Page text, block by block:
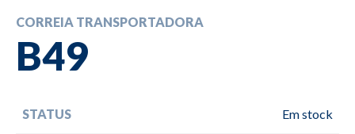
CORREIA TRANSPORTADORA
B49
STATUS Em stock